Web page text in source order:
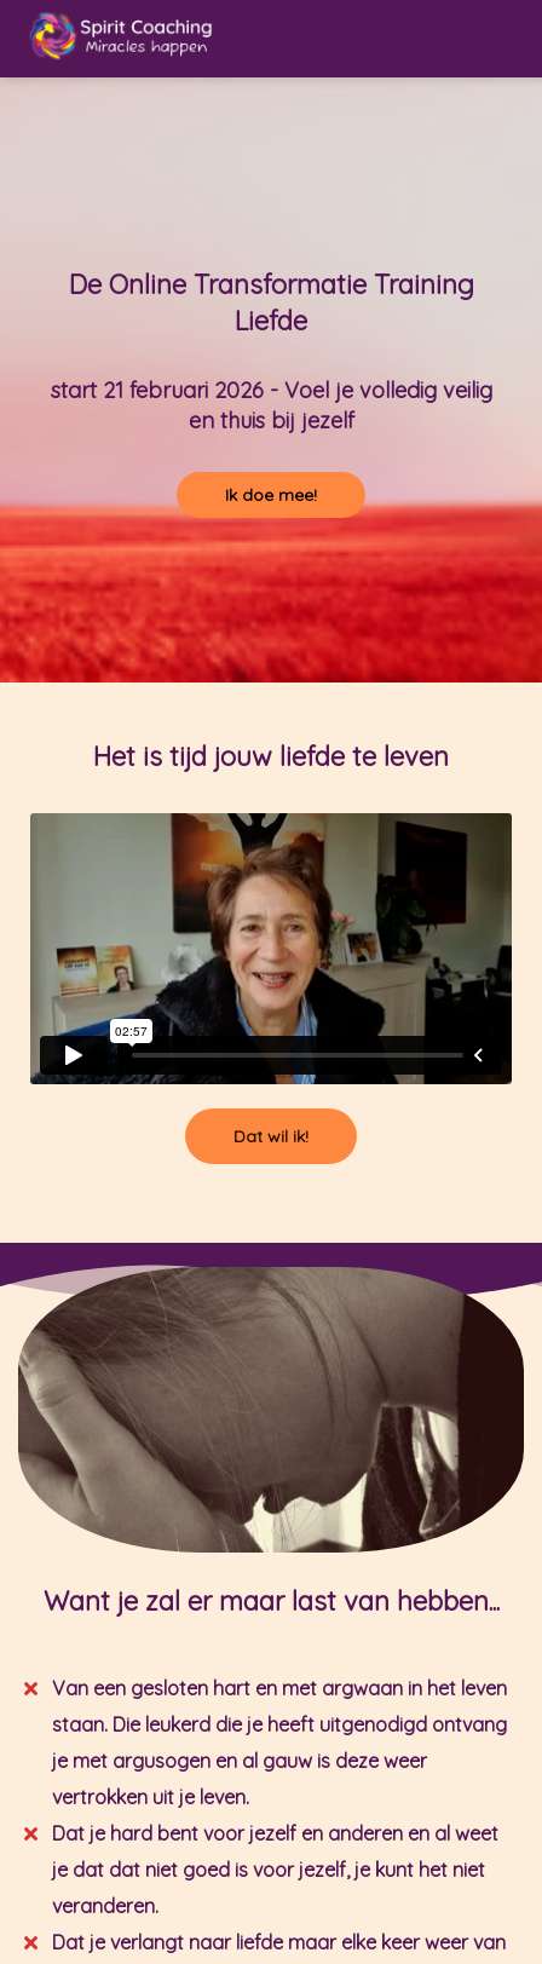
De Online Transformatie Training
Liefde
start 21 februari 2026 - Voel je volledig veilig
en thuis bij jezelf
Ik doe mee!
Het is tijd jouw liefde te leven
Dat wil ik!
Want je zal er maar last van hebben...
Van een gesloten hart en met argwaan in het leven
staan. Die leukerd die je heeft uitgenodigd ontvang
je met argusogen en al gauw is deze weer
vertrokken uit je leven.
Dat je hard bent voor jezelf en anderen en al weet
je dat dat niet goed is voor jezelf, je kunt het niet
veranderen.
Dat je verlangt naar liefde maar elke keer weer van